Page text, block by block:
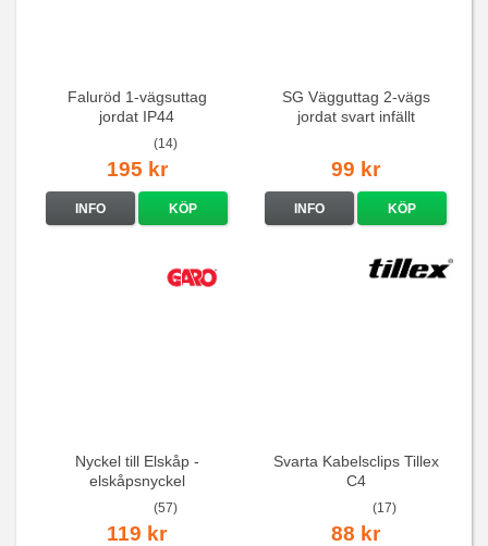
Faluröd 1-vägsuttag
jordat IP44
(14)
195 kr
INFO KÖP
SG Vägguttag 2-vägs
jordat svart infällt
99 kr
INFO KÖP
Nyckel till Elskåp -
elskåpsnyckel
(57)
119 kr
Svarta Kabelsclips Tillex
C4
(17)
88 kr